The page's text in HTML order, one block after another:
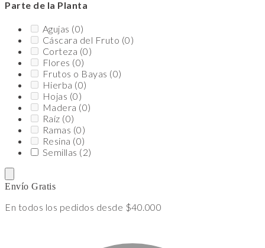
Parte de la Planta
Agujas (0)
Cáscara del Fruto (0)
Corteza (0)
Flores (0)
Frutos o Bayas (0)
Hierba (0)
Hojas (0)
Madera (0)
Raíz (0)
Ramas (0)
Resina (0)
Semillas (2)
Envío Gratis
En todos los pedidos desde $40.000